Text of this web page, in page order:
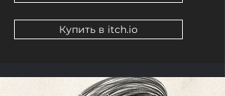
Купить в itch.io